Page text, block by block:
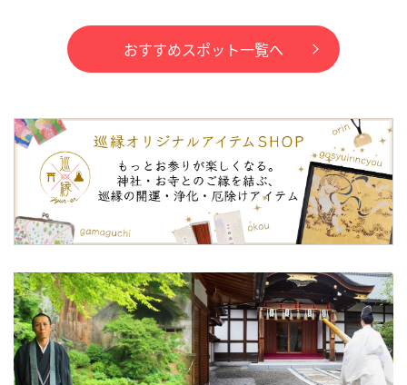
おすすめスポット一覧へ